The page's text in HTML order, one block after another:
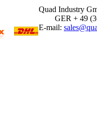
Quad Industry
GER + 49
E-mail: